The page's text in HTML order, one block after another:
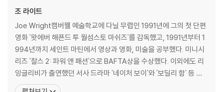
가하니 최신 소프트웨어로 업데이트된 DVD/BD 전용 기기에서 재생하실
2) 정전기와 먼지로 인해 재생이 원활하지 않은 경우가 있습니다. 디스크
를 마른 천으로 닦으시거나, DVD 클리너 등 전용 제품을 이용하면 대부분
해결됩니다.
3) 일부 PC 연결형 ODD의 경우 호환 상의 문제로 정상적인 디스크도 재
생이 불가능한 경우가 있습니다. 독립형 전용 플레이어 사용을 권장드리
며, ODD 사용으로 인한 재생 불량의 경우 교환 시에도 동일한 오류가 발
조 라이트
Joe Wright캠버웰 예술학교에 다닐 무렵인 1991년에 그의 첫 단편
영화 '왓에버 해픈드 투 월섬스토 마쉬즈'를 감독했고, 1991년부터 1
994년까지 세인트 마틴에서 영상과 영화, 미술을 공부했다. 미니시
리즈 '찰스 2: 파워 앤 패션'으로 BAFTA상을 수상했다. 이외에도 리
잉글리비가 출연했던 서사 드라마 '네이처 보이'와 '보딜리 함' 등 여
러 TV 시리즈를 연출했다. 장편 데뷔작인 '오만과 편견'으로 골든글